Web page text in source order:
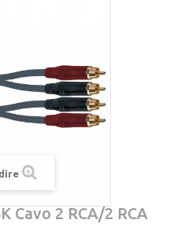
Cavo 2 RCA/2 RCA